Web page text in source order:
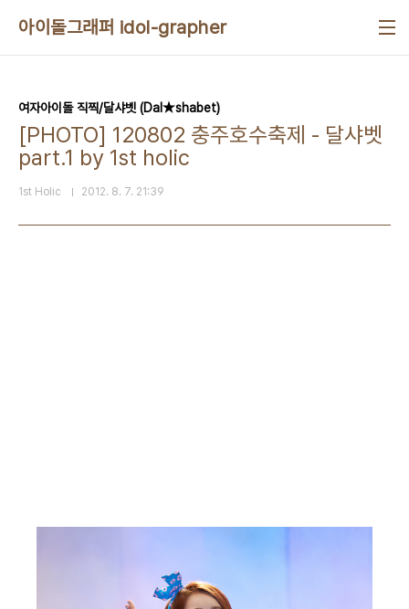
아이돌그래퍼 idol-grapher
여자아이돌 직찍/달샤벳 (Dal★shabet)
[PHOTO] 120802 충주호수축제 - 달샤벳
part.1 by 1st holic
1st Holic 2012. 8. 7. 21:39